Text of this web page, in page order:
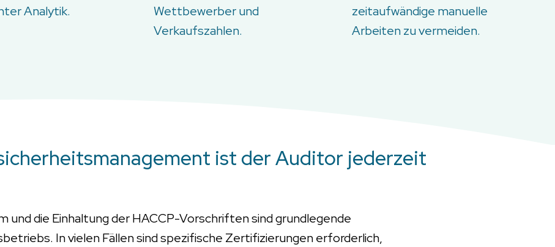
Analytik.
Wettbewerber und
Verkaufszahlen.
zeitaufwändige manuelle
Arbeiten zu vermeiden.
ist der Auditor jederzeit
die Einhaltung der HACCP-Vorschriften sind grundlegende
In vielen Fällen sind spezifische Zertifizierungen erforderlich,